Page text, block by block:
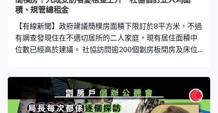
積、規管總租金
【有線新聞】政府建議簡樸房面積下限訂於8平方米，不過
有調查發現住在不適切居所的二人家庭，現有居住面積中
位數已經高於建議。 社協訪問逾200個劏房板間房及床位
合適，建議訂立人均面積。調查亦發現基層住戶可負擔的
租金中位數是2,000元，九成半受訪者擔心若果沒有就租金
作出規管，租金必然會上升。社協建議規管制度訂明分間